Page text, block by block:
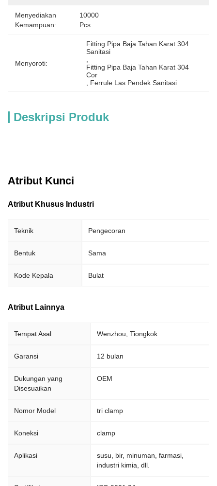
Menyediakan
Kemampuan:
10000
Pcs
Menyoroti:
Fitting Pipa Baja Tahan Karat 304
Sanitasi
Fitting Pipa Baja Tahan Karat 304
Cor
Ferrule Las Pendek Sanitasi
Deskripsi Produk
Atribut Kunci
Atribut Khusus Industri
Teknik Pengecoran
Bentuk Sama
Kode Kepala Bulat
Atribut Lainnya
Tempat Asal Wenzhou, Tiongkok
Garansi 12 bulan
Dukungan yang
Disesuaikan
OEM
Nomor Model tri clamp
Koneksi clamp
Aplikasi
susu, bir, minuman, farmasi,
industri kimia, dll.